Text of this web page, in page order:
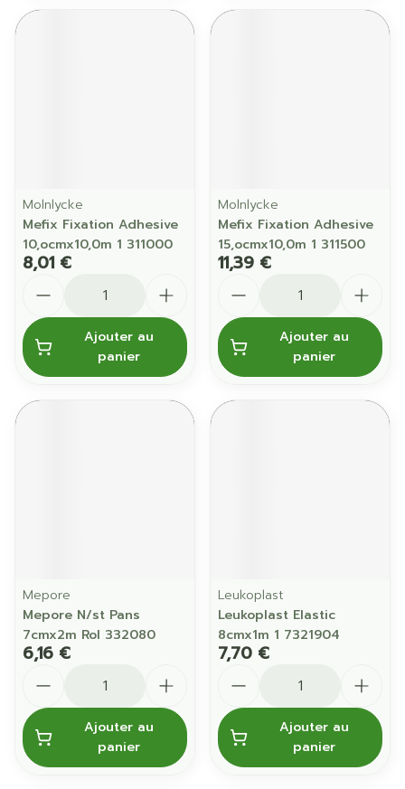
Molnlycke
Mefix Fixation Adhesive
10,ocmx10,0m 1 311000
8,01 €
Ajouter au
panier
Molnlycke
Mefix Fixation Adhesive
15,ocmx10,0m 1 311500
11,39 €
Ajouter au
panier
Mepore
Mepore N/st Pans
7cmx2m Rol 332080
6,16 €
Ajouter au
panier
Leukoplast
Leukoplast Elastic
8cmx1m 1 7321904
7,70 €
Ajouter au
panier